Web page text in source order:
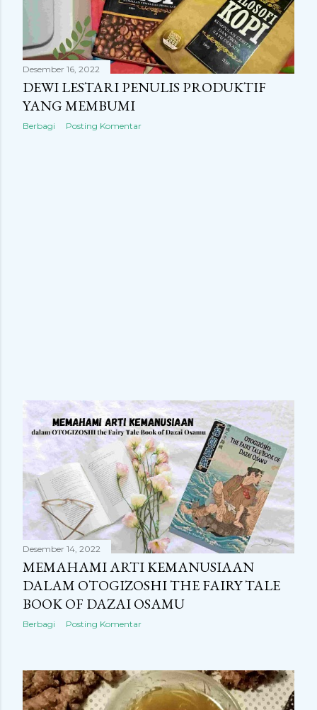
Desember 16, 2022
DEWI LESTARI PENULIS PRODUKTIF
YANG MEMBUMI
Berbagi Posting Komentar
Desember 14, 2022
MEMAHAMI ARTI KEMANUSIAAN
DALAM OTOGIZOSHI THE FAIRY TALE
BOOK OF DAZAI OSAMU
Berbagi Posting Komentar